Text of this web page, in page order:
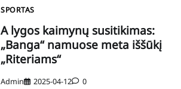
SPORTAS
A lygos kaimynų susitikimas:
„Banga“ namuose meta iššūkį
„Riteriams“
Admin 2025-04-12 0